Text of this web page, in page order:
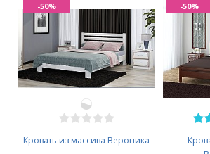
Кровать из массива Вероника
-50% -50%